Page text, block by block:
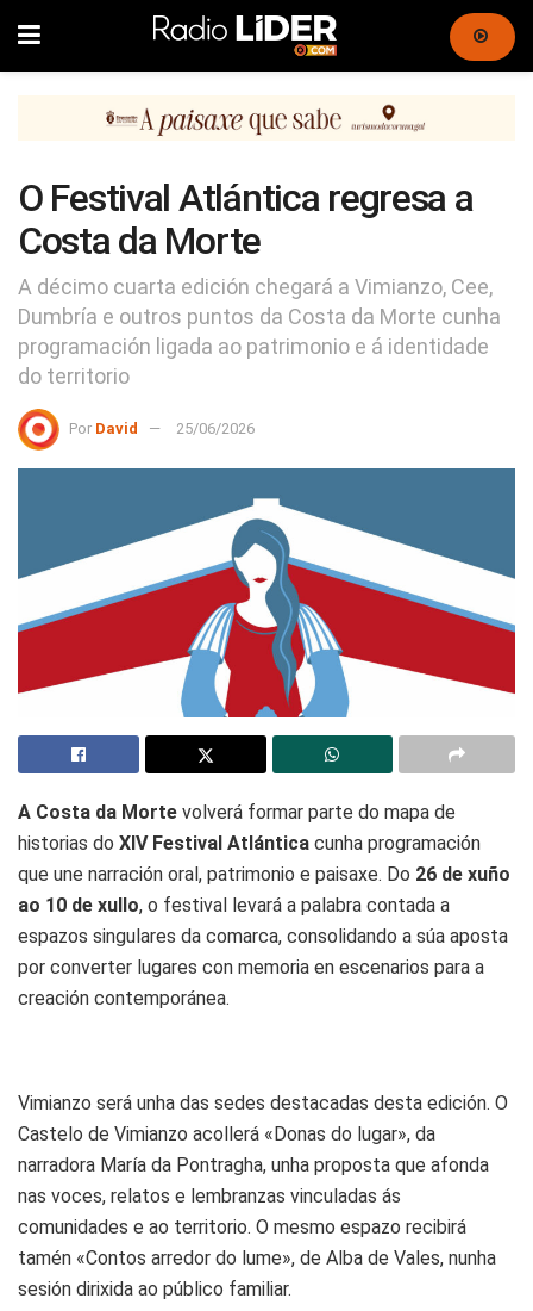
O Festival Atlántica regresa a
Costa da Morte
A décimo cuarta edición chegará a Vimianzo, Cee,
Dumbría e outros puntos da Costa da Morte cunha
programación ligada ao patrimonio e á identidade
do territorio
Por David 25/06/2026
A Costa da Morte volverá formar parte do mapa de
historias do XIV Festival Atlántica cunha programación
que une narración oral, patrimonio e paisaxe. Do 26 de xuño
ao 10 de xullo, o festival levará a palabra contada a
espazos singulares da comarca, consolidando a súa aposta
por converter lugares con memoria en escenarios para a
creación contemporánea.
Vimianzo será unha das sedes destacadas desta edición. O
Castelo de Vimianzo acollerá «Donas do lugar», da
narradora María da Pontragha, unha proposta que afonda
nas voces, relatos e lembranzas vinculadas ás
comunidades e ao territorio. O mesmo espazo recibirá
tamén «Contos arredor do lume», de Alba de Vales, nunha
sesión dirixida ao público familiar.